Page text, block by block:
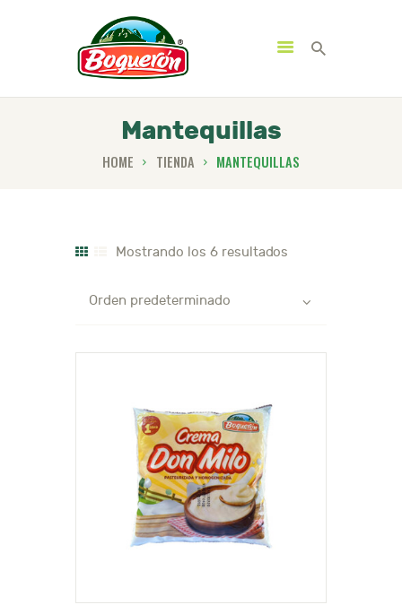
Mantequillas
HOME TIENDA MANTEQUILLAS
Lácteos Boquéron
INICIO
CONTÁCTENOS
Mostrando los 6 resultados